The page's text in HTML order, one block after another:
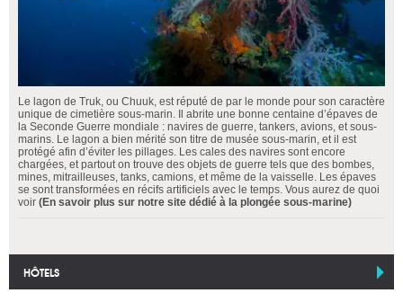
Le lagon de Truk, ou Chuuk, est réputé de par le monde pour son caractère
unique de cimetière sous-marin. Il abrite une bonne centaine d’épaves de
la Seconde Guerre mondiale : navires de guerre, tankers, avions, et sous-
marins. Le lagon a bien mérité son titre de musée sous-marin, et il est
protégé afin d’éviter les pillages. Les cales des navires sont encore
chargées, et partout on trouve des objets de guerre tels que des bombes,
mines, mitrailleuses, tanks, camions, et même de la vaisselle. Les épaves
se sont transformées en récifs artificiels avec le temps. Vous aurez de quoi
voir (En savoir plus sur notre site dédié à la plongée sous-marine)
HÔTELS